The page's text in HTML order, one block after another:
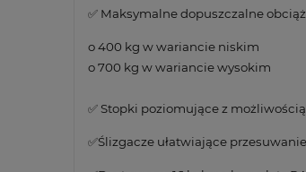
✅ Maksymalne dopuszczalne
o 400 kg w wariancie niskim
o 700 kg w wariancie wysokim
✅ Stopki poziomujące z
✅Ślizgacze ułatwiające